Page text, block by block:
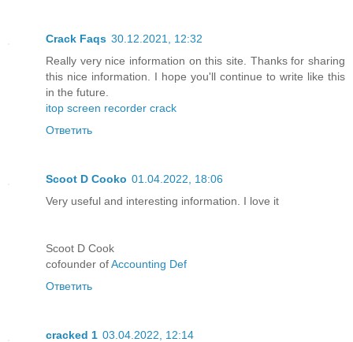
Crack Faqs 30.12.2021, 12:32
Really very nice information on this site. Thanks for sharing
this nice information. I hope you'll continue to write like this
in the future.
itop screen recorder crack
Ответить
Scoot D Cooko 01.04.2022, 18:06
Very useful and interesting information. I love it
Scoot D Cook
cofounder ofAccounting Def
Ответить
cracked 1 03.04.2022, 12:14